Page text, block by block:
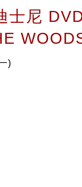
士尼
)